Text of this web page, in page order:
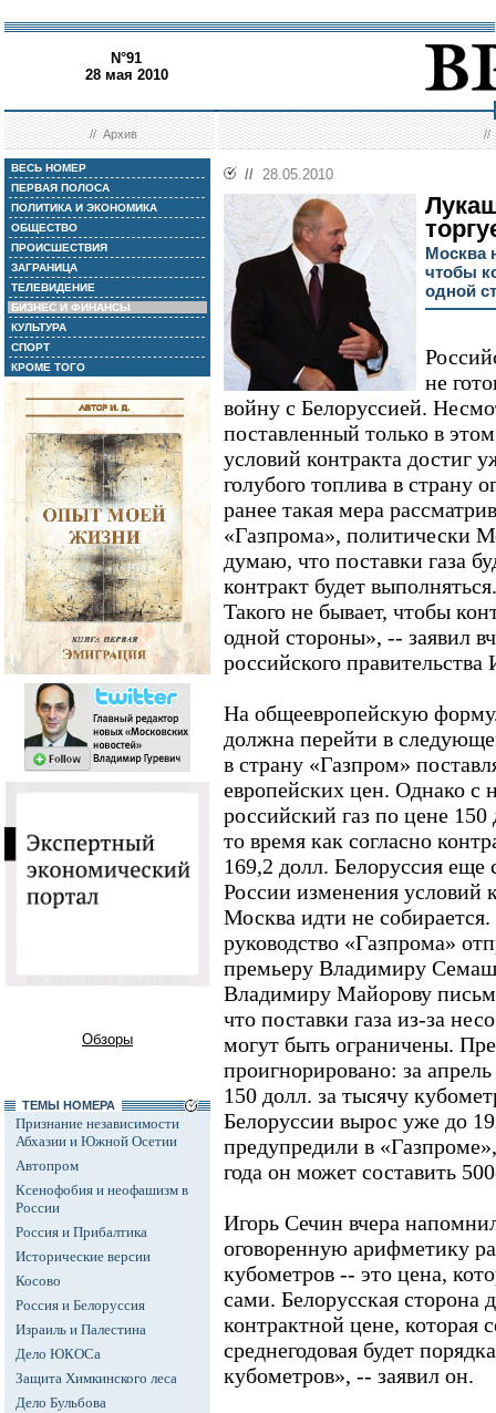
N°91
28 мая 2010
//Архив //
ВЕСЬ НОМЕР
ПЕРВАЯ ПОЛОСА
ПОЛИТИКА И ЭКОНОМИКА
ОБЩЕСТВО
ПРОИСШЕСТВИЯ
ЗАГРАНИЦА
ТЕЛЕВИДЕНИЕ
БИЗНЕС И ФИНАНСЫ
КУЛЬТУРА
СПОРТ
КРОМЕ ТОГО
Обзоры
ТЕМЫ НОМЕРА
Признание независимости
Абхазии и Южной Осетии
Автопром
Ксенофобия и неофашизм в
России
Россия и Прибалтика
Исторические версии
Косово
Россия и Белоруссия
Израиль и Палестина
Дело ЮКОСа
Защита Химкинского леса
Дело Бульбова
// 28.05.2010
Москва
чтобы
одной
не
войну с Белоруссией.
поставленный только в
условий контракта достиг
голубого топлива в страну
ранее такая мера
«Газпрома», политически
думаю, что поставки газа
контракт будет
Такого не бывает, чтобы
одной стороны», -- заявил
российского правительства
На общеевропейскую
должна перейти в
в страну «Газпром»
европейских цен. Однако с
российский газ по цене
то время как согласно
169,2 долл. Белоруссия еще
России изменения условий
Москва идти не
руководство «Газпрома»
премьеру Владимиру
Владимиру Майорову
что поставки газа из-за
могут быть ограничены.
проигнорировано: за
150 долл. за тысячу
Белоруссии вырос уже до
предупредили в
года он может составить
Игорь Сечин вчера
оговоренную арифметику
кубометров -- это цена,
сами. Белорусская сторона
контрактной цене, которая
среднегодовая будет
кубометров», -- заявил он.